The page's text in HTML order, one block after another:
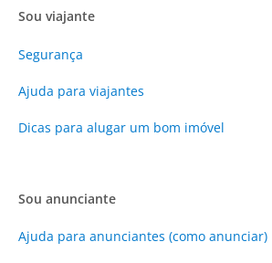
Sou viajante
Segurança
Ajuda para viajantes
Dicas para alugar um bom imóvel
Sou anunciante
Ajuda para anunciantes (como anunciar)